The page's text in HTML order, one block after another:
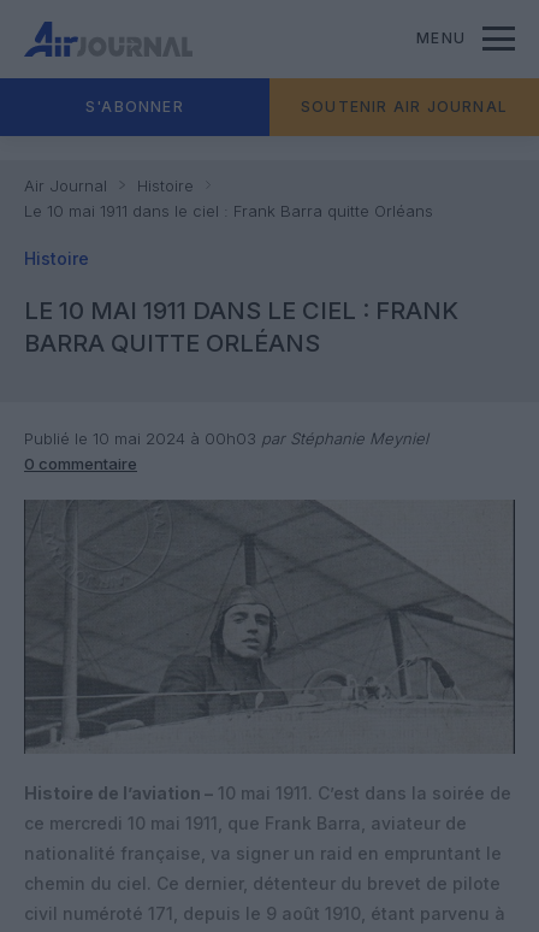
MENU
S'ABONNER SOUTENIR AIR JOURNAL
Air Journal
Histoire
Le 10 mai 1911 dans le ciel : Frank Barra quitte Orléans
Histoire
LE 10 MAI 1911 DANS LE CIEL : FRANK
BARRA QUITTE ORLÉANS
Publié le 10 mai 2024 à 00h03 par Stéphanie Meyniel
0 commentaire
Histoire de l’aviation – 10 mai 1911. C’est dans la soirée de
ce mercredi 10 mai 1911, que Frank Barra, aviateur de
nationalité française, va signer un raid en empruntant le
chemin du ciel. Ce dernier, détenteur du brevet de pilote
civil numéroté 171, depuis le 9 août 1910, étant parvenu à